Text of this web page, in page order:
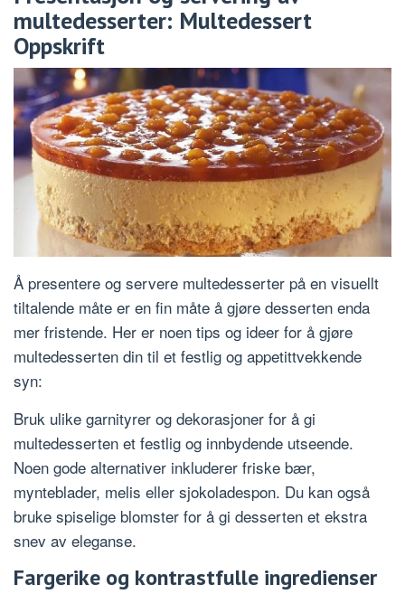
multedesserter: Multedessert
Oppskrift
Å presentere og servere multedesserter på en visuellt
tiltalende måte er en fin måte å gjøre desserten enda
mer fristende. Her er noen tips og ideer for å gjøre
multedesserten din til et festlig og appetittvekkende
syn:
Bruk ulike garnityrer og dekorasjoner for å gi
multedesserten et festlig og innbydende utseende.
Noen gode alternativer inkluderer friske bær,
mynteblader, melis eller sjokoladespon. Du kan også
bruke spiselige blomster for å gi desserten et ekstra
snev av eleganse.
Fargerike og kontrastfulle ingredienser